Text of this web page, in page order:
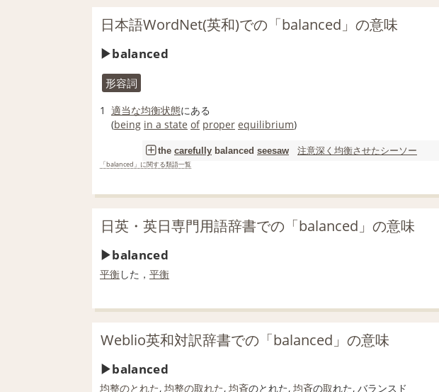
日本語WordNet(英和)での「balanced」の意味
balanced
形容詞
1 適当な均衡状態にある
(being in a state of proper equilibrium)
the carefully balanced seesaw 注意深く 均衡させたシーソー
「balanced」に関する類語一覧
日英・英日専門用語辞書での「balanced」の意味
balanced
平衡した， 平衡
Weblio英和対訳辞書での「balanced」の意味
balanced
均整のとれた, 均整の取れた, 均斉のとれた, 均斉の取れた, バランスド